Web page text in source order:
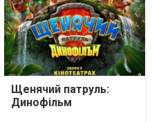
Щенячий патруль:
Динофільм